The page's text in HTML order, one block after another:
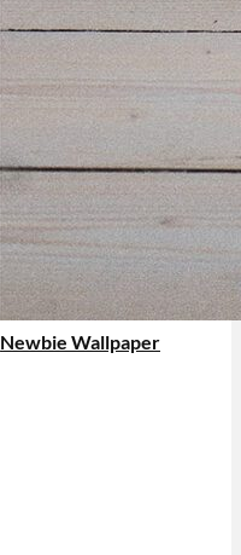
Newbie Wallpaper